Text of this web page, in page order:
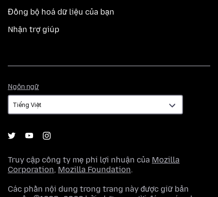
Đồng bộ hoá dữ liệu của bạn
Nhận trợ giúp
Ngôn ngữ
ngữ
Truy cập công ty mẹ phi lợi nhuận của Mozilla
Corporation, Mozilla Foundation.
Các phần nội dung trong trang này được giữ bản